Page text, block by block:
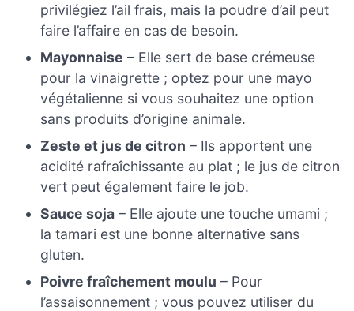
privilégiez l’ail frais, mais la poudre d’ail peut
faire l’affaire en cas de besoin.
Mayonnaise – Elle sert de base crémeuse
pour la vinaigrette ; optez pour une mayo
végétalienne si vous souhaitez une option
sans produits d’origine animale.
Zeste et jus de citron – Ils apportent une
acidité rafraîchissante au plat ; le jus de citron
vert peut également faire le job.
Sauce soja – Elle ajoute une touche umami ;
la tamari est une bonne alternative sans
gluten.
Poivre fraîchement moulu – Pour
l’assaisonnement ; vous pouvez utiliser du